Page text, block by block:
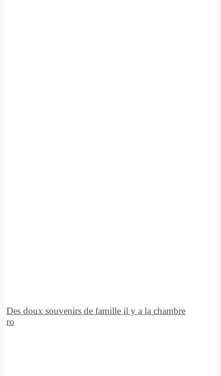
Des doux souvenirs de famille il y a la chambre
ro